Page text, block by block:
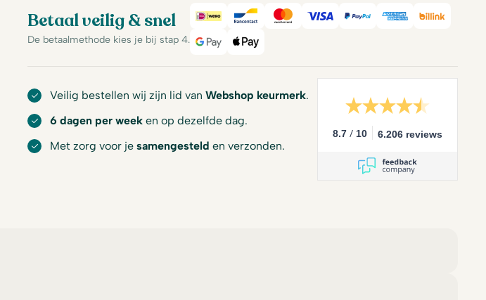
Betaal veilig & snel
De betaalmethode kies je bij stap 4.
iDeal BancontactMastercard
Visa PayPalAmerican
Billink
Google PayApple Pay
Veilig bestellen wij zijn lid van Webshop keurmerk.
6 dagen per week en op dezelfde dag.
Met zorg voor je samengesteld en verzonden.
8.7 / 10 6.206 reviews